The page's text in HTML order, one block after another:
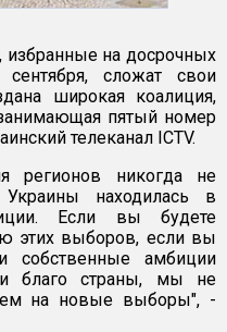
избранные на досрочных
сложат свои
широкая коалиция,
пятый номер
телеканал ICTV.
регионов никогда не
находилась в
Если вы будете
этих выборов, если вы
собственные амбиции
благо страны, мы не
на новые выборы", -